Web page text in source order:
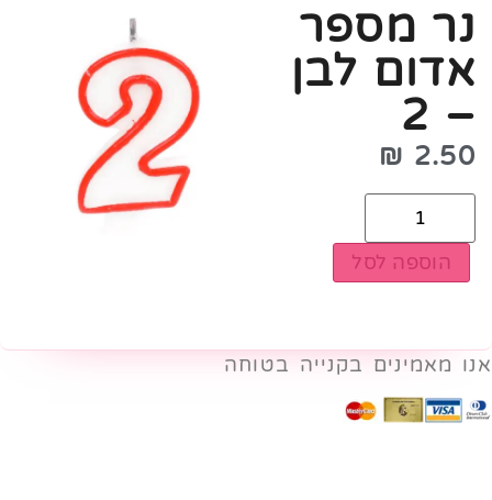
נר מספר
אדום לבן
– 2
2.50
₪
הוספה לסל
אנו מאמינים בקנייה בטוחה